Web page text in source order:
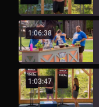
1:06:38
1:03:47